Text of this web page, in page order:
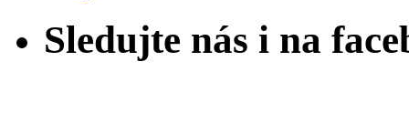
Sledujte nás i na